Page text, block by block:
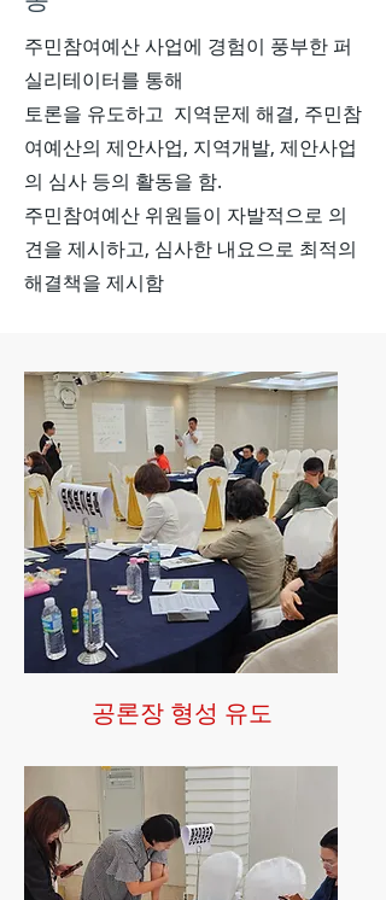
주민참여예산 사업에 경험이 풍부한 퍼
실리테이터를 통해
토론을 유도하고 지역문제 해결, 주민참
여예산의 제안사업, 지역개발, 제안사업
의 심사 등의 활동을 함.
주민참여예산 위원들이 자발적으로 의
견을 제시하고, 심사한 내요으로 최적의
해결책을 제시함
공론장 형성 유도